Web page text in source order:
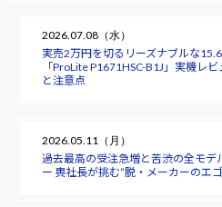
2026.07.08（水）
実売2万円を切るリーズナブルな
「ProLite P1671HSC-B1J」実機レ
と注意点
2026.05.11（月）
過去最高の受注急増と苦渋の全モデ
ー 軣社長が挑む“脱・メーカーのエ